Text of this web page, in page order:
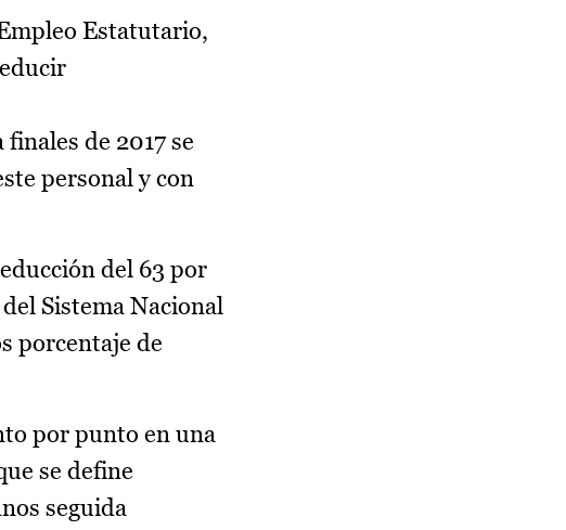
Estatutario,
de 2017 se
personal y con
del 63 por
Sistema Nacional
porcentaje de
por punto en una
se define
seguida